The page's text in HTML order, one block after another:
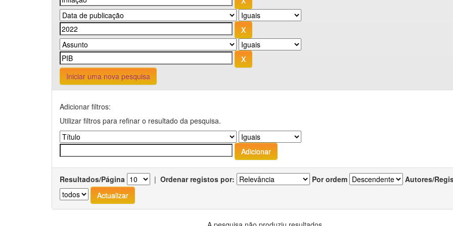
Iniciar uma nova pesquisa
Adicionar filtros:
Utilizar filtros para refinar o resultado da pesquisa.
Resultados/Página | Ordenar registos por: Por ordem Autores/